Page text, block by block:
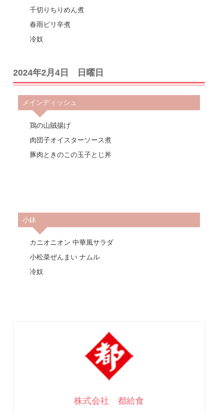
千切りちりめん煮
春雨ピリ辛煮
冷奴
2024年2月4日 日曜日
メインディッシュ
鶏の山賊揚げ
肉団子オイスターソース煮
豚肉ときのこの玉子とじ丼
小鉢
カニオニオン 中華風サラダ
小松菜ぜんまい ナムル
冷奴
株式会社 都給食